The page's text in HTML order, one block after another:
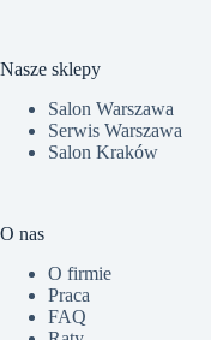
Nasze sklepy
Salon Warszawa
Serwis Warszawa
Salon Kraków
O nas
O firmie
Praca
FAQ